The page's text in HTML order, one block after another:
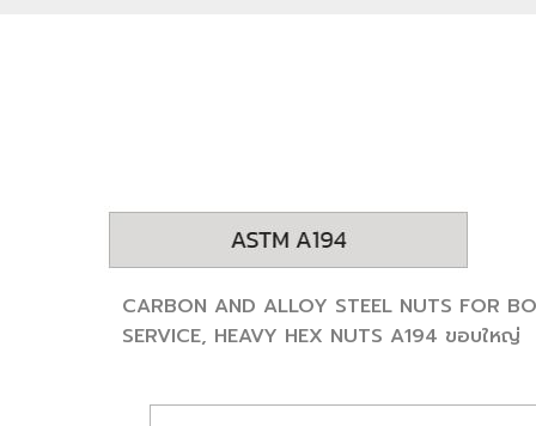
CARBON AND ALLOY STEEL NUTS FOR
SERVICE, HEAVY HEX NUTS A194 ขอบใหญ่